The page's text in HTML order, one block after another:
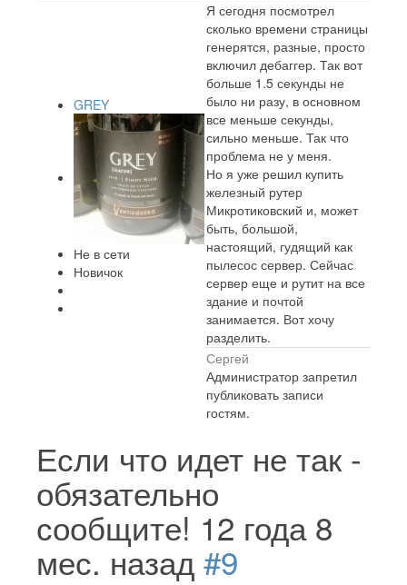
GREY
Не в сети
Новичок
Я сегодня посмотрел
сколько времени страницы
генерятся, разные, просто
включил дебаггер. Так вот
больше 1.5 секунды не
было ни разу, в основном
все меньше секунды,
сильно меньше. Так что
проблема не у меня.
Но я уже решил купить
железный рутер
Микротиковский и, может
быть, большой,
настоящий, гудящий как
пылесос сервер. Сейчас
сервер еще и рутит на все
здание и почтой
занимается. Вот хочу
разделить.
Сергей
Администратор запретил
публиковать записи
гостям.
Если что идет не так -
обязательно
сообщите! 12 года 8
мес. назад #9